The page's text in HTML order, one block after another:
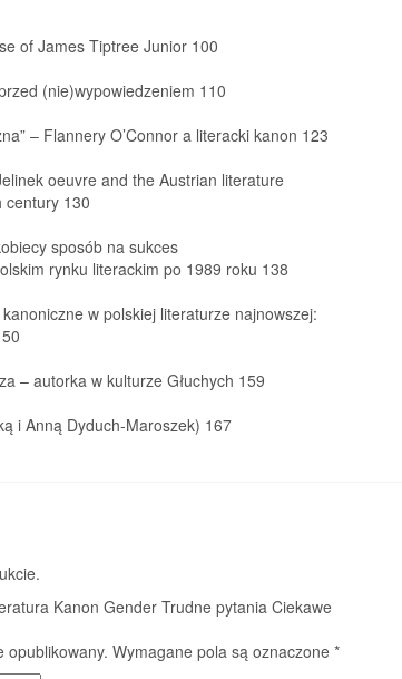
of James Tiptree Junior 100
(nie)wypowiedzeniem 110
– Flannery O’Connor a literacki kanon 123
oeuvre and the Austrian literature
century 130
sposób na sukces
rynku literackim po 1989 roku 138
w polskiej literaturze najnowszej:
– autorka w kulturze Głuchych 159
i Anną Dyduch-Maroszek) 167
Kanon Gender Trudne pytania Ciekawe
opublikowany. Wymagane pola są oznaczone *